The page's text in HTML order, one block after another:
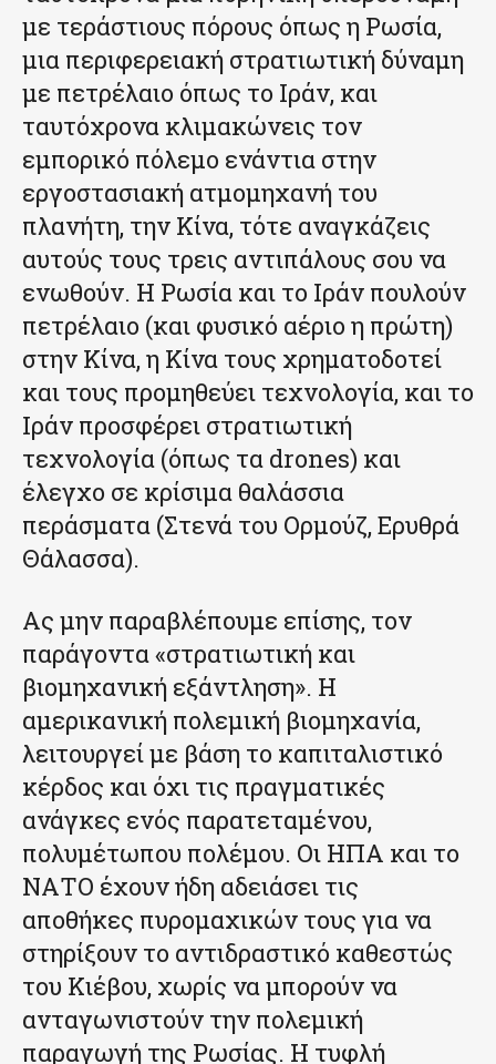
με τεράστιους πόρους όπως η Ρωσία,
μια περιφερειακή στρατιωτική δύναμη
με πετρέλαιο όπως το Ιράν, και
ταυτόχρονα κλιμακώνεις τον
εμπορικό πόλεμο ενάντια στην
εργοστασιακή ατμομηχανή του
πλανήτη, την Κίνα, τότε αναγκάζεις
αυτούς τους τρεις αντιπάλους σου να
ενωθούν. Η Ρωσία και το Ιράν πουλούν
πετρέλαιο (και φυσικό αέριο η πρώτη)
στην Κίνα, η Κίνα τους χρηματοδοτεί
και τους προμηθεύει τεχνολογία, και το
Ιράν προσφέρει στρατιωτική
τεχνολογία (όπως τα drones) και
έλεγχο σε κρίσιμα θαλάσσια
περάσματα (Στενά του Ορμούζ, Ερυθρά
Θάλασσα).
Ας μην παραβλέπουμε επίσης, τον
παράγοντα «στρατιωτική και
βιομηχανική εξάντληση». Η
αμερικανική πολεμική βιομηχανία,
λειτουργεί με βάση το καπιταλιστικό
κέρδος και όχι τις πραγματικές
ανάγκες ενός παρατεταμένου,
πολυμέτωπου πολέμου. Οι ΗΠΑ και το
ΝΑΤΟ έχουν ήδη αδειάσει τις
αποθήκες πυρομαχικών τους για να
στηρίξουν το αντιδραστικό καθεστώς
του Κιέβου, χωρίς να μπορούν να
ανταγωνιστούν την πολεμική
παραγωγή της Ρωσίας. Η τυφλή